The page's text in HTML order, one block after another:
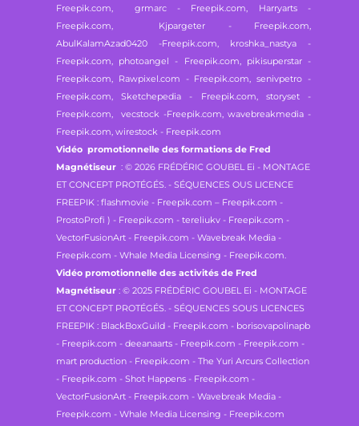
Freepik.com, grmarc - Freepik.com,
Harryarts -
Freepik.com, Kjpargeter - Freepik.com,
AbulKalamAzad0420 -Freepik.com, kroshka_nastya -
Freepik.com, photoangel - Freepik.com, pikisuperstar -
Freepik.com, Rawpixel.com - Freepik.com,senivpetro -
Freepik.com, Sketchepedia - Freepik.com, storyset -
Freepik.com, vecstock -Freepik.com, wavebreakmedia -
Freepik.com, wirestock - Freepik.com
Vidéo promotionnelle des formations de Fred
Magnétiseur : © 2026 FRÉDÉRIC GOUBEL Ei - MONTAGE
ET CONCEPT PROTÉGÉS. - SÉQUENCES OUS LICENCE
FREEPIK : flashmovie - Freepik.com – Freepik.com -
ProstoProfi ) - Freepik.com - tereliukv - Freepik.com -
VectorFusionArt - Freepik.com - Wavebreak Media -
Freepik.com - Whale Media Licensing - Freepik.com.
Vidéo promotionnelle des activités de Fred
Magnétiseur : © 2025 FRÉDÉRIC GOUBEL Ei - MONTAGE
ET CONCEPT PROTÉGÉS. - SÉQUENCES SOUS LICENCES
FREEPIK : BlackBoxGuild - Freepik.com - borisovapolinapb
- Freepik.com - deeanaarts - Freepik.com - Freepik.com -
mart production - Freepik.com - The Yuri Arcurs Collection
- Freepik.com - Shot Happens - Freepik.com -
VectorFusionArt - Freepik.com - Wavebreak Media -
Freepik.com - Whale Media Licensing - Freepik.com